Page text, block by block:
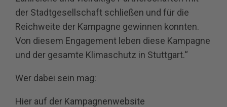
der Stadtgesellschaft schließen und für die
Reichweite der Kampagne gewinnen konnten.
Von diesem Engagement leben diese Kampagne
und der gesamte Klimaschutz in Stuttgart.“
Wer dabei sein mag:
Hier auf der Kampagnenwebsite